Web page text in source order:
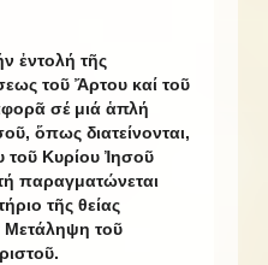
ἐντολή τῆς
τοῦ Ἄρτου καί τοῦ
σέ μιά ἁπλή
ὅπως διατείνονται,
τοῦ Κυρίου Ἰησοῦ
παραγματώνεται
τῆς θείας
Μετάληψη τοῦ